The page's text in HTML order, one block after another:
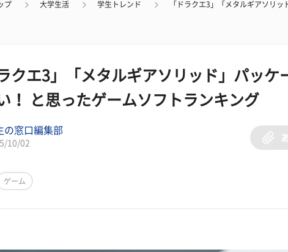
プ 大学生活 学生トレンド 「ドラクエ3」「メタルギアソリ
クエ3」「メタルギアソリッド」パッケ
！ と思ったゲームソフトランキング
の窓口編集部
10/02
ゲーム